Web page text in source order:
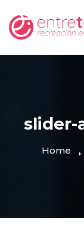
slider-
Home